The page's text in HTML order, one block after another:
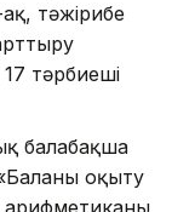
тәжірибе
тәрбиеші
балабақша
оқыту